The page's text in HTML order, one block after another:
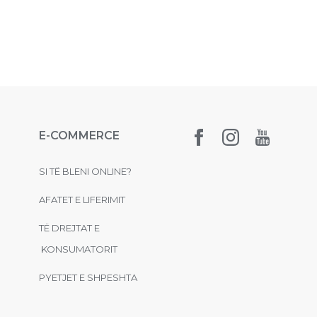
E-COMMERCE
SI TË BLENI ONLINE?
AFATET E LIFERIMIT
TË DREJTAT E
KONSUMATORIT
PYETJET E SHPESHTA